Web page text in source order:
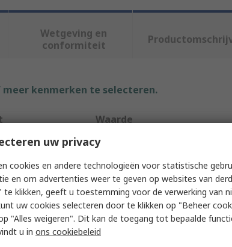
Wetgeving en
conformiteit
kenmerken te selecteren.
Waarde
RS PRO
M5
Machine Screw
Countersunk
uw privacy
cookies en andere technologieën voor statistische
en om advertenties weer te geven op websites van
te klikken, geeft u toestemming voor de verwerking van
uw cookies selecteren door te klikken op "Beheer
"Alles weigeren". Dit kan de toegang tot bepaalde
u in ons cookiebeleid